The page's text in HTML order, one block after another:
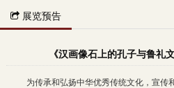
展览预告
《汉画像石上的孔子与鲁礼
为传承和弘扬中华优秀传统文化，宣传